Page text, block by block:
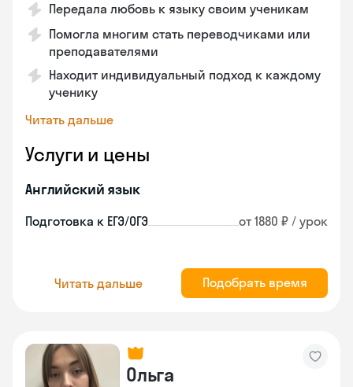
Передала любовь к языку своим ученикам
Помогла многим стать переводчиками или
преподавателями
Находит индивидуальный подход к каждому
ученику
Читать дальше
Услуги и цены
Английский язык
Подготовка к ЕГЭ/ОГЭ от 1880 ₽ / урок
Читать дальше Подобрать время
Ольга